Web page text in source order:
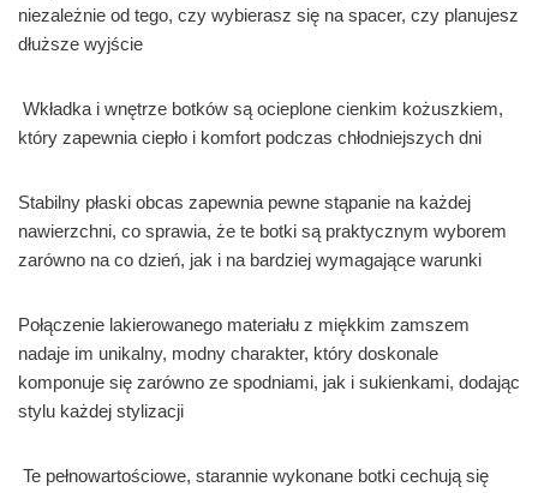
niezależnie od tego, czy wybierasz się na spacer, czy planujesz
dłuższe wyjście
Wkładka i wnętrze botków są ocieplone cienkim kożuszkiem,
który zapewnia ciepło i komfort podczas chłodniejszych dni
Stabilny płaski obcas zapewnia pewne stąpanie na każdej
nawierzchni, co sprawia, że te botki są praktycznym wyborem
zarówno na co dzień, jak i na bardziej wymagające warunki
Połączenie lakierowanego materiału z miękkim zamszem
nadaje im unikalny, modny charakter, który doskonale
komponuje się zarówno ze spodniami, jak i sukienkami, dodając
stylu każdej stylizacji
Te pełnowartościowe, starannie wykonane botki cechują się